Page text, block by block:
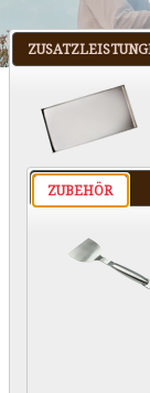
GASGRILL
ZUBEHÖR